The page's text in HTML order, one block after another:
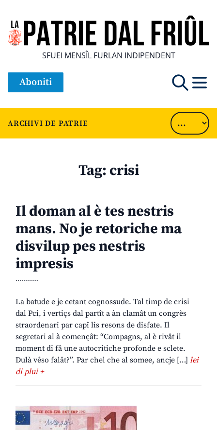
SFUEI MENSÎL FURLAN INDIPENDENT
Aboniti
ARCHIVI DE PATRIE
Tag:crisi
Il doman al è tes nestris
mans. No je retoriche ma
disvilup pes nestris
impresis
............
La batude e je cetant cognossude. Tal timp de crisi
dal Pci, i vertiçs dal partît a àn clamât un congrès
straordenari par capî lis resons de disfate. Il
segretari al à començât: “Compagns, al è rivât il
moment di fâ une autocritiche profonde e sclete.
Dulà vêso falât?”. Par chel che al somee, ancje […] lei
di plui +